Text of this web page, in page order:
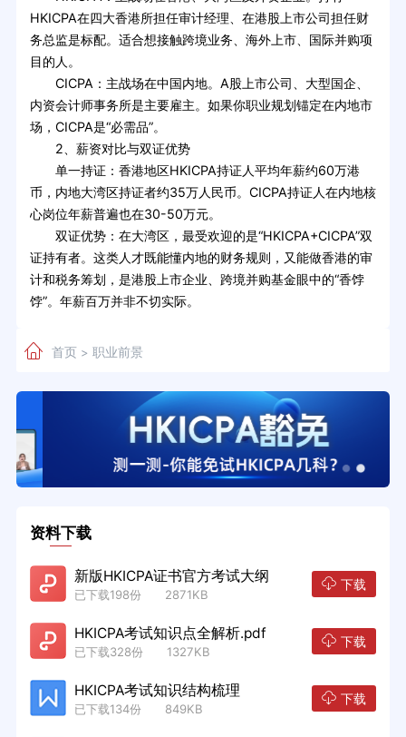
HKICPA在四大香港所担任审计经理、在港股上市公司担任财
务总监是标配。适合想接触跨境业务、海外上市、国际并购项
目的人。
CICPA：主战场在中国内地。A股上市公司、大型国企、
内资会计师事务所是主要雇主。如果你职业规划锚定在内地市
场，CICPA是“必需品”。
2、薪资对比与双证优势
单一持证：香港地区HKICPA持证人平均年薪约60万港
币，内地大湾区持证者约35万人民币。CICPA持证人在内地核
心岗位年薪普遍也在30-50万元。
双证优势：在大湾区，最受欢迎的是“HKICPA+CICPA”双
证持有者。这类人才既能懂内地的财务规则，又能做香港的审
计和税务筹划，是港股上市企业、跨境并购基金眼中的“香饽
饽”。年薪百万并非不切实际。
首页> 职业前景
资料下载
新版HKICPA证书官方考试大纲
已下载198份 2871KB
下载
HKICPA考试知识点全解析.pdf
已下载328份 1327KB
下载
HKICPA考试知识结构梳理
已下载134份 849KB
下载